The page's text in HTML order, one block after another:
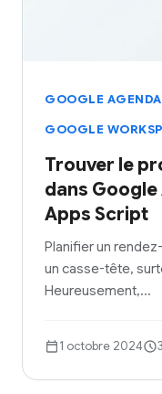
GOOGLE AGENDA
GOOGLE
Trouver le
dans
Apps Script
Planifier un
un casse-tête,
Heureusement,…
1 octobre 2024